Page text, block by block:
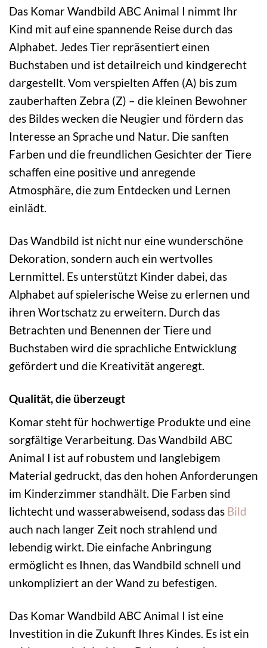
Das Komar Wandbild ABC Animal I nimmt Ihr
Kind mit auf eine spannende Reise durch das
Alphabet. Jedes Tier repräsentiert einen
Buchstaben und ist detailreich und kindgerecht
dargestellt. Vom verspielten Affen (A) bis zum
zauberhaften Zebra (Z) – die kleinen Bewohner
des Bildes wecken die Neugier und fördern das
Interesse an Sprache und Natur. Die sanften
Farben und die freundlichen Gesichter der Tiere
schaffen eine positive und anregende
Atmosphäre, die zum Entdecken und Lernen
einlädt.
Das Wandbild ist nicht nur eine wunderschöne
Dekoration, sondern auch ein wertvolles
Lernmittel. Es unterstützt Kinder dabei, das
Alphabet auf spielerische Weise zu erlernen und
ihren Wortschatz zu erweitern. Durch das
Betrachten und Benennen der Tiere und
Buchstaben wird die sprachliche Entwicklung
gefördert und die Kreativität angeregt.
Qualität, die überzeugt
Komar steht für hochwertige Produkte und eine
sorgfältige Verarbeitung. Das Wandbild ABC
Animal I ist auf robustem und langlebigem
Material gedruckt, das den hohen Anforderungen
im Kinderzimmer standhält. Die Farben sind
lichtecht und wasserabweisend, sodass das Bild
auch nach langer Zeit noch strahlend und
lebendig wirkt. Die einfache Anbringung
ermöglicht es Ihnen, das Wandbild schnell und
unkompliziert an der Wand zu befestigen.
Das Komar Wandbild ABC Animal I ist eine
Investition in die Zukunft Ihres Kindes. Es ist ein